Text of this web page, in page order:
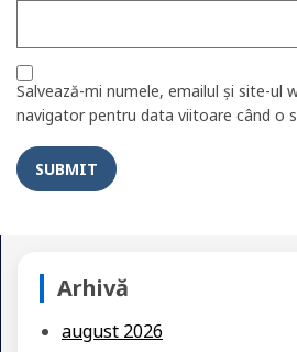
Salvează-mi numele, emailul și site-ul
navigator pentru data viitoare când o
Arhivă
august 2026